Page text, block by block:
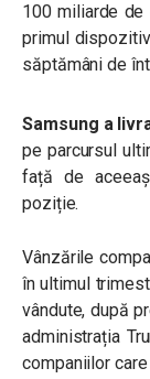
100 miliarde de
primul
săptămâni de
Samsung a
pe parcursul
față de
poziție.
Vânzările
în ultimul
vândute, după
administrația
companiilor